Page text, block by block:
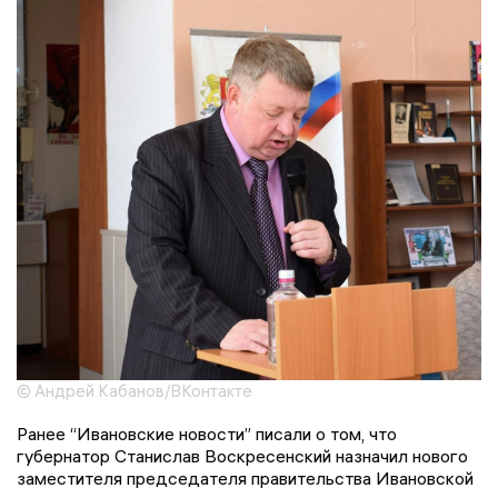
© Андрей Кабанов/ВКонтакте
Ранее “Ивановские новости” писали о том, что
губернатор Станислав Воскресенский назначил нового
заместителя председателя правительства Ивановской